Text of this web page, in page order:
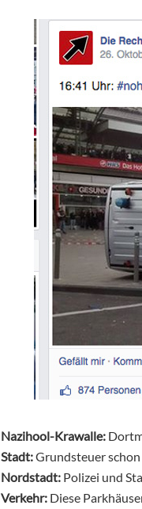
Nazihool-Krawalle:
Stadt:Grundsteuer schon
Nordstadt: Polizei und
Verkehr: Diese